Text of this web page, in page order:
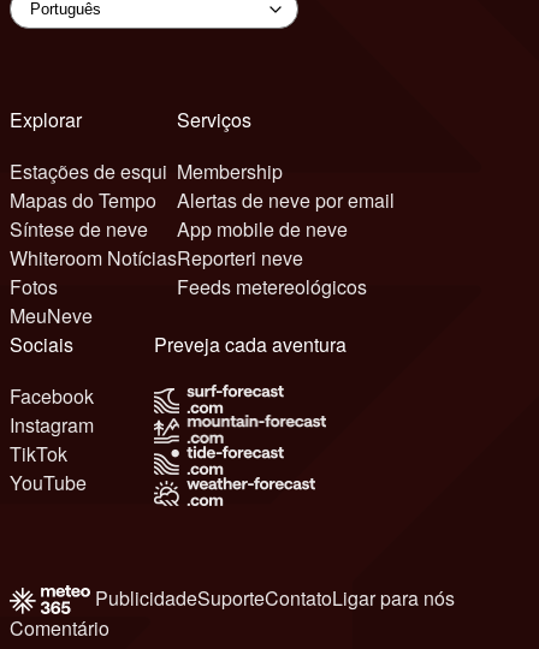
Explorar
Estações de esqui
Mapas do Tempo
Síntese de neve
Whiteroom Notícias
Fotos
MeuNeve
Serviços
Membership
Alertas de neve por email
App mobile de neve
Reporteri neve
Feeds metereológicos
Sociais
Facebook
Instagram
TikTok
YouTube
Preveja cada aventura
PublicidadeSuporteContatoLigar para nós
Comentário